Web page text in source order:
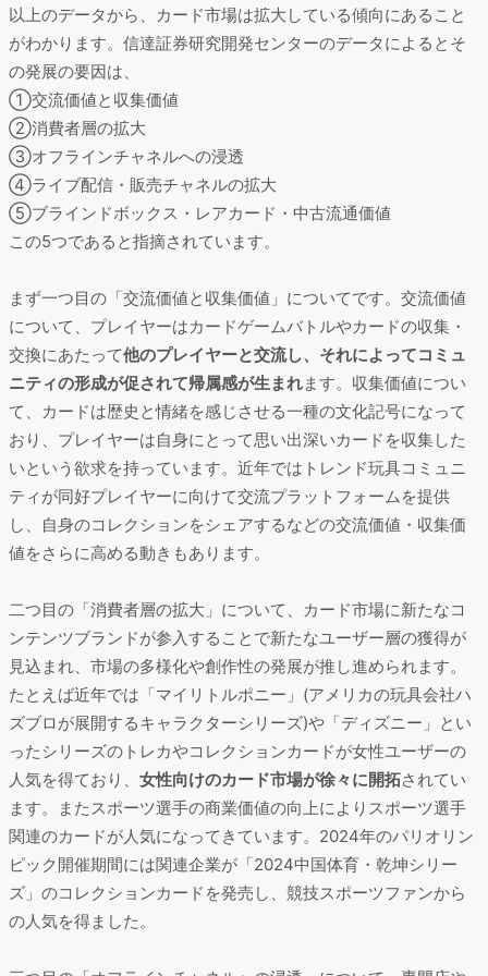
以上のデータから、カード市場は拡大している傾向にあること
がわかります。信達証券研究開発センターのデータによるとそ
の発展の要因は、
①交流価値と収集価値
②消費者層の拡大
③オフラインチャネルへの浸透
④ライブ配信・販売チャネルの拡大
⑤ブラインドボックス・レアカード・中古流通価値
この5つであると指摘されています。
まず一つ目の「交流価値と収集価値」についてです。交流価値
について、プレイヤーはカードゲームバトルやカードの収集・
交換にあたって他のプレイヤーと交流し、それによってコミュ
ニティの形成が促されて帰属感が生まれます。収集価値につい
て、カードは歴史と情緒を感じさせる一種の文化記号になって
おり、プレイヤーは自身にとって思い出深いカードを収集した
いという欲求を持っています。近年ではトレンド玩具コミュニ
ティが同好プレイヤーに向けて交流プラットフォームを提供
し、自身のコレクションをシェアするなどの交流価値・収集価
値をさらに高める動きもあります。
二つ目の「消費者層の拡大」について、カード市場に新たなコ
ンテンツブランドが参入することで新たなユーザー層の獲得が
見込まれ、市場の多様化や創作性の発展が推し進められます。
たとえば近年では「マイリトルポニー」(アメリカの玩具会社ハ
ズブロが展開するキャラクターシリーズ)や「ディズニー」とい
ったシリーズのトレカやコレクションカードが女性ユーザーの
人気を得ており、 女性向けのカード市場が徐々に開拓されてい
ます。またスポーツ選手の商業価値の向上によりスポーツ選手
関連のカードが人気になってきています。2024年のパリオリン
ピック開催期間には関連企業が「2024中国体育・乾坤シリー
ズ」のコレクションカードを発売し、競技スポーツファンから
の人気を得ました。